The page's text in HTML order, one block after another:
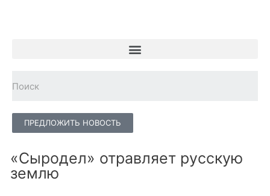
ПРЕДЛОЖИТЬ НОВОСТЬ
«Сыродел» отравляет русскую
землю